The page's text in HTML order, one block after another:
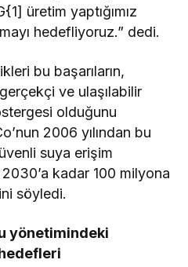
üretim yaptığımız
hedefliyoruz.” dedi.
bu başarıların,
ve ulaşılabilir
olduğunu
2006 yılından bu
suya erişim
2030’a kadar 100 milyona
söyledi.
yönetimindeki